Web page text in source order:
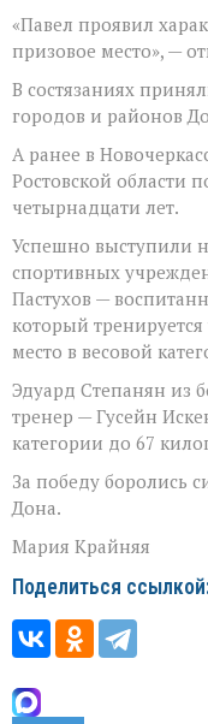
«Павел проявил
призовое место», —
В состязаниях
городов и районов
А ранее в
Ростовской области
четырнадцати лет.
Успешно выступили
спортивных
Пастухов —
который
место в весовой
Эдуард Степанян из
тренер — Гусейн
категории до 67
За победу боролись
Дона.
Мария Крайняя
Поделиться